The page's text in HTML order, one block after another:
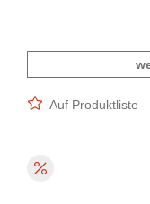
Auf Produktliste